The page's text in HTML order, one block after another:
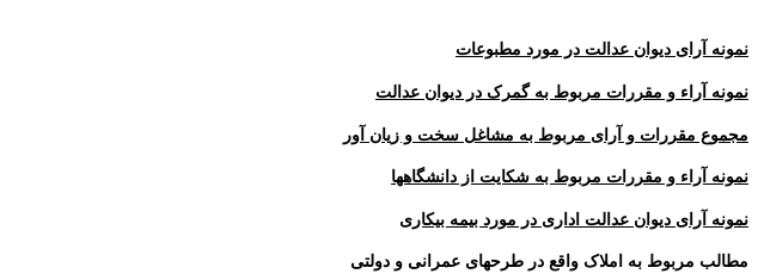
نمونه آرای دیوان عدالت در مورد مطبوعات
نمونه آراء و مقررات مربوط به گمرک در دیوان عدالت
مجموع مقررات و آرای مربوط به مشاغل سخت و زیان آور
نمونه آراء و مقررات مربوط به شکایت از دانشگاهها
نمونه آرای دیوان عدالت اداری در مورد بیمه بیکاری
مطالب مربوط به املاک واقع در طرحهای عمرانی و دولتی